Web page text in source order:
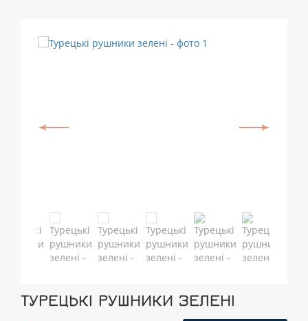
ТУРЕЦЬКІ РУШНИКИ ЗЕЛЕНІ